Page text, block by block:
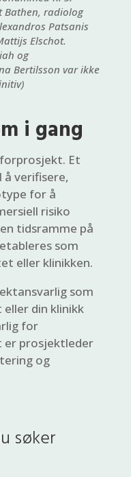
Bathen, radiolog
Patsanis
Elschot.
og
Bertilsson var ikke
i gang
Et
verifisere,
for å
risiko
tidsramme på
som
eller klinikken.
som
din klinikk
for
er prosjektleder
og
søker